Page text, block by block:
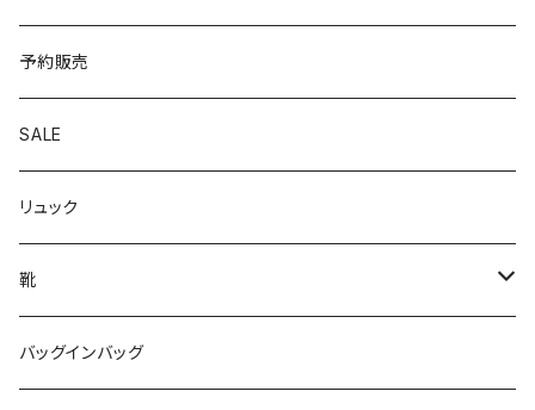
予約販売
SALE
リュック
靴
パンプス
バッグインバッグ